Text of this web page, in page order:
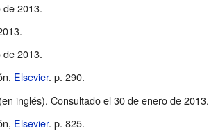
2013.
2013.
Elsevier. p. 290.
inglés). Consultado el 30 de enero de 2013.
Elsevier. p. 825.